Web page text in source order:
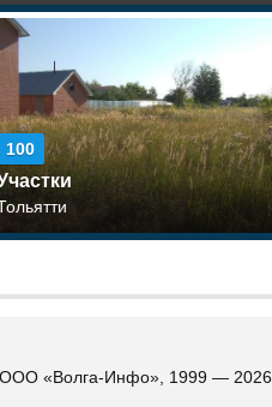
100
«Волга-Инфо», 1999 — 2026